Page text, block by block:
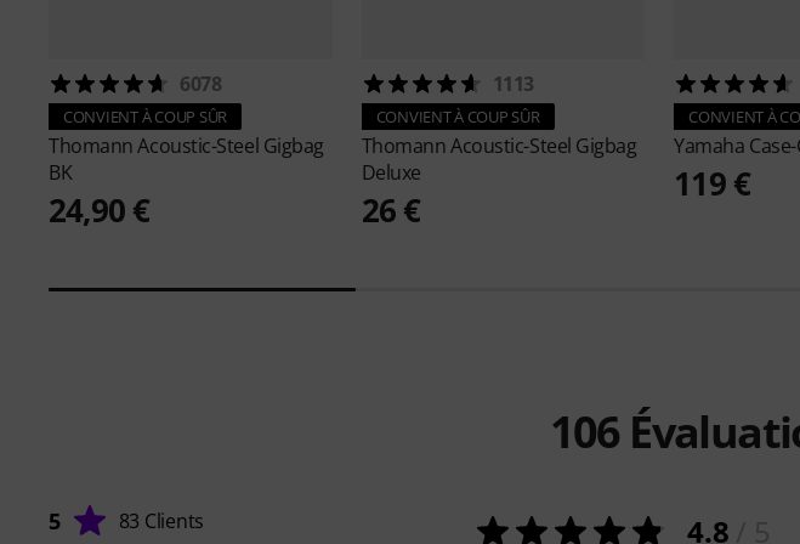
6078
CONVIENT À COUP SÛR
ThomannAcoustic-Steel Gigbag
BK
24,90 €
1113
CONVIENT À COUP SÛR
ThomannAcoustic-Steel Gigbag
Deluxe
26 €
CONVIENT À
Yamaha
119 €
106
5 83 Clients 4.8